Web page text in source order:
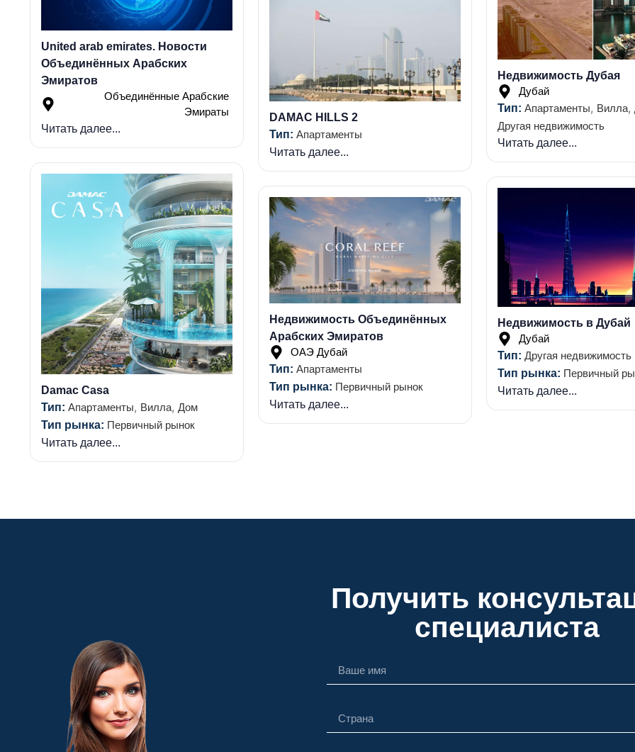
United arab emirates. Новости
Объединённых Арабских
Эмиратов
Объединённые Арабские
Эмираты
Читать далее...
Недвижимость Дубая
Дубай
Тип: Апартаменты, Вилла,
Другая недвижимость
Читать далее...
DAMAC HILLS 2
Тип: Апартаменты
Читать далее...
Damac Casa
Тип: Апартаменты, Вилла, Дом
Тип рынка: Первичный рынок
Читать далее...
Недвижимость в Дубай
Дубай
Тип: Другая недвижимость
Тип рынка: Первичный
Читать далее...
Недвижимость Объединённых
Арабских Эмиратов
ОАЭ Дубай
Тип: Апартаменты
Тип рынка: Первичный рынок
Читать далее...
Получить
специалиста